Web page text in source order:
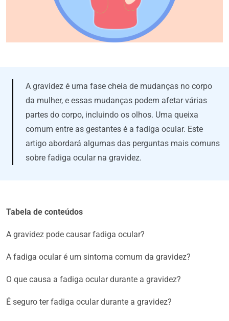
A gravidez é uma fase cheia de mudanças no corpo
da mulher, e essas mudanças podem afetar várias
partes do corpo, incluindo os olhos. Uma queixa
comum entre as gestantes é a fadiga ocular. Este
artigo abordará algumas das perguntas mais comuns
sobre fadiga ocular na gravidez.
Tabela de conteúdos
A gravidez pode causar fadiga ocular?
A fadiga ocular é um sintoma comum da gravidez?
O que causa a fadiga ocular durante a gravidez?
É seguro ter fadiga ocular durante a gravidez?